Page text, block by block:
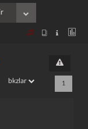
bkzlar 1